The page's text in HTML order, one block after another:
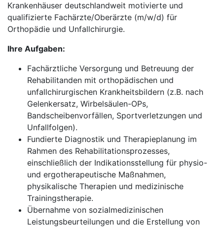
Krankenhäuser deutschlandweit motivierte und
qualifizierte Fachärzte/Oberärzte (m/w/d) für
Orthopädie und Unfallchirurgie.
Ihre Aufgaben:
Fachärztliche Versorgung und Betreuung der
Rehabilitanden mit orthopädischen und
unfallchirurgischen Krankheitsbildern (z.B. nach
Gelenkersatz, Wirbelsäulen-OPs,
Bandscheibenvorfällen, Sportverletzungen und
Unfallfolgen).
Fundierte Diagnostik und Therapieplanung im
Rahmen des Rehabilitationsprozesses,
einschließlich der Indikationsstellung für physio-
und ergotherapeutische Maßnahmen,
physikalische Therapien und medizinische
Trainingstherapie.
Übernahme von sozialmedizinischen
Leistungsbeurteilungen und die Erstellung von